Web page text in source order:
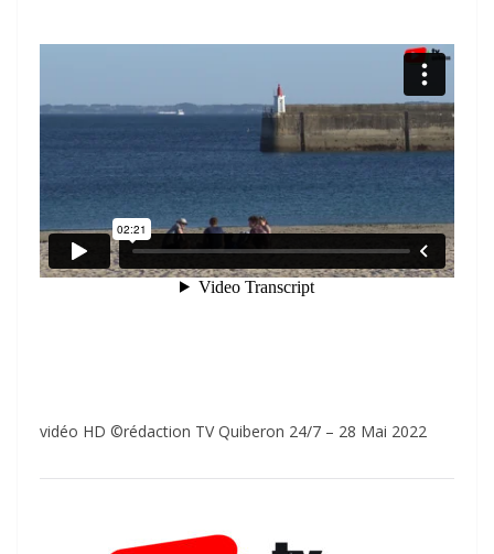
vidéo HD ©rédaction TV Quiberon 24/7 – 28 Mai 2022